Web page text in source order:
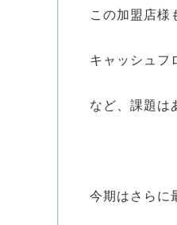
この加盟店様
キャッシュフ
など、課題は
今期はさらに